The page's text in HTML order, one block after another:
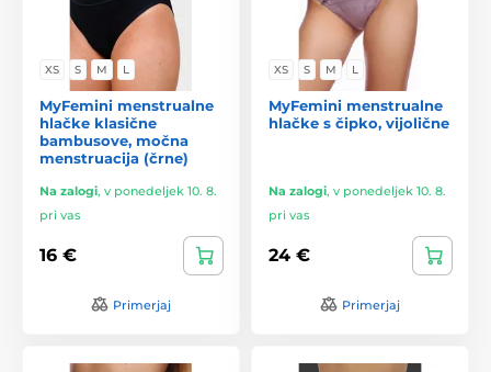
XS S M L
MyFemini menstrualne
hlačke klasične
bambusove, močna
menstruacija (črne)
Na zalogi, v ponedeljek 10. 8.
pri vas
16 €
Primerjaj
XS S M L
MyFemini menstrualne
hlačke s čipko, vijolične
Na zalogi, v ponedeljek 10. 8.
pri vas
24 €
Primerjaj